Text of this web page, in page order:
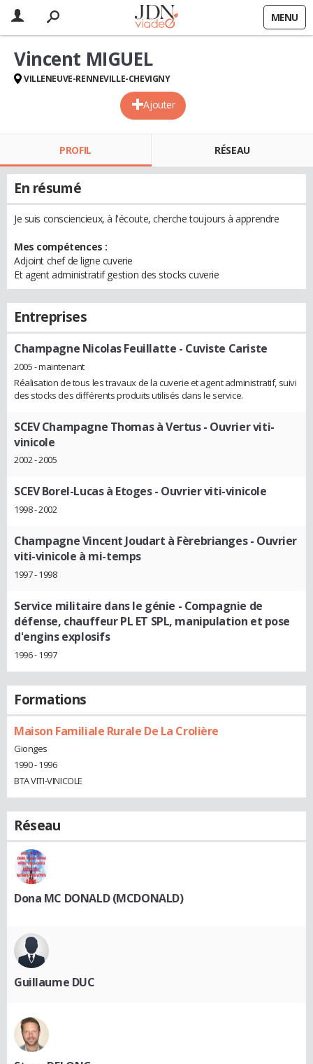
MENU
Ajouter
Vincent MIGUEL
VILLENEUVE-RENNEVILLE-CHEVIGNY
PROFIL RÉSEAU
En résumé
Je suis consciencieux, à l'écoute, cherche toujours à apprendre
Mes compétences :
Adjoint chef de ligne cuverie
Et agent administratif gestion des stocks cuverie
Entreprises
Champagne Nicolas Feuillatte - Cuviste Cariste
2005 - maintenant
Réalisation de tous les travaux de la cuverie et agent administratif, suivi
des stocks des différents produits utilisés dans le service.
SCEV Champagne Thomas à Vertus- Ouvrier viti-
vinicole
2002 - 2005
SCEV Borel-Lucas à Etoges- Ouvrier viti-vinicole
1998 - 2002
Champagne Vincent Joudart à Fèrebrianges- Ouvrier
viti-vinicole à mi-temps
1997 - 1998
Service militaire dans le génie - Compagnie de
défense, chauffeur PL ET SPL, manipulation et pose
d'engins explosifs
1996 - 1997
Formations
Maison Familiale Rurale De La Crolière
Gionges
1990 - 1996
BTA VITI-VINICOLE
Réseau
Dona MC DONALD (MCDONALD)
Guillaume DUC